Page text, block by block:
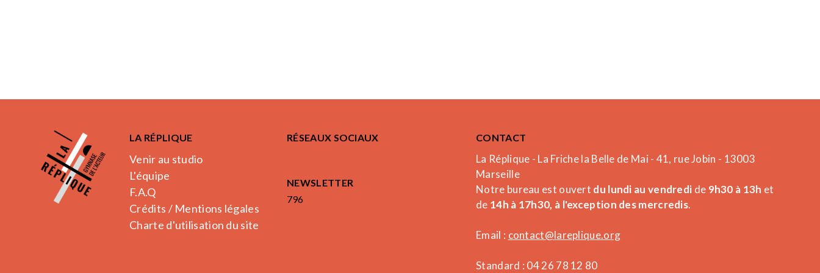
LA RÉPLIQUE
Venir au studio
L'équipe
F.A.Q
Crédits / Mentions légales
Charte d'utilisation du site
RÉSEAUX SOCIAUX
NEWSLETTER
796
CONTACT
La Réplique - La Friche la Belle de Mai - 41, rue Jobin - 13003
Marseille
Notre bureau est ouvert du lundi au vendredi de 9h30 à 13h et
de 14h à 17h30, à l'exception des mercredis.
Email : contact@lareplique.org
Standard : 04 26 78 12 80